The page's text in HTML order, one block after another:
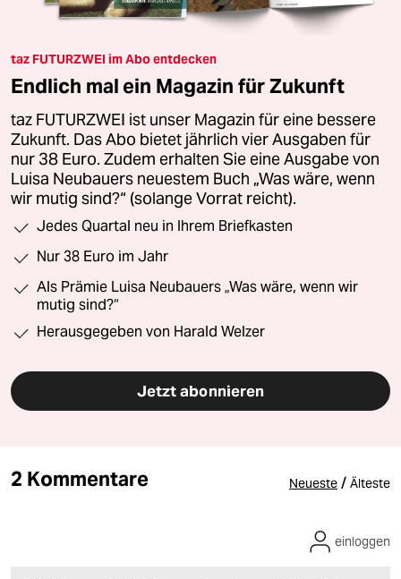
taz FUTURZWEI im Abo entdecken
Endlich mal ein Magazin für Zukunft
taz FUTURZWEI ist unser Magazin für eine bessere
Zukunft. Das Abo bietet jährlich vier Ausgaben für
nur 38 Euro. Zudem erhalten Sie eine Ausgabe von
Luisa Neubauers neuestem Buch „Was wäre, wenn
wir mutig sind?“ (solange Vorrat reicht).
Jedes Quartal neu in Ihrem Briefkasten
Nur 38 Euro im Jahr
Als Prämie Luisa Neubauers „Was wäre, wenn wir
mutig sind?“
Herausgegeben von Harald Welzer
Jetzt abonnieren
2 Kommentare Neueste / Älteste
einloggen